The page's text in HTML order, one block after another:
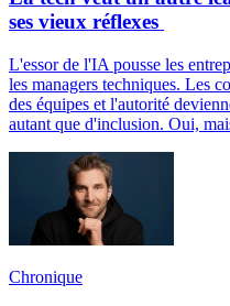
ses vieux réflexes
L'essor de l'IA pousse les
les managers techniques. Les
des équipes et l'autorité
autant que d'inclusion. Oui,
Chronique